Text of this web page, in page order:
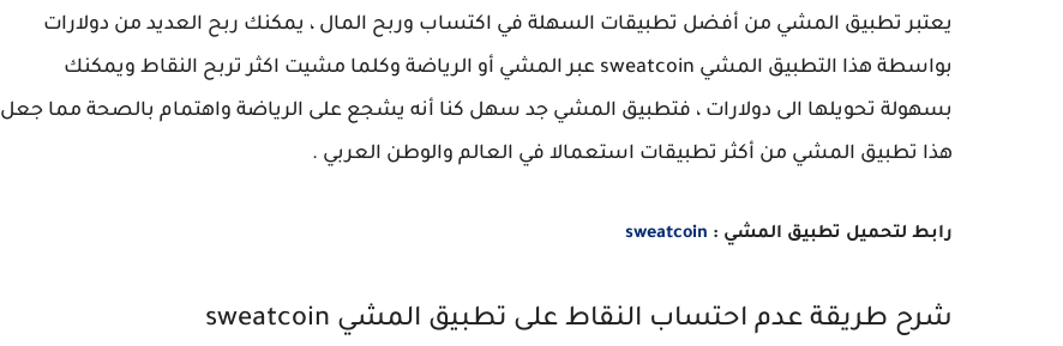
يعتبر تطبيق المشي من أفضل تطبيقات السهلة في اكتساب وربح المال ، يمكنك ربح العديد من دولارات
بواسطة هذا التطبيق المشي sweatcoin عبر المشي أو الرياضة وكلما مشيت اكثر تربح النقاط ويمكنك
بسهولة تحويلها الى دولارات ، فتطبيق المشي جد سهل كنا أنه يشجع على الرياضة واهتمام بالصحة مما جعل
هذا تطبيق المشي من أكثر تطبيقات استعمالا في العالم والوطن العربي .
رابط لتحميل تطبيق المشي : sweatcoin
شرح طريقة عدم احتساب النقاط على تطبيق المشي sweatcoin